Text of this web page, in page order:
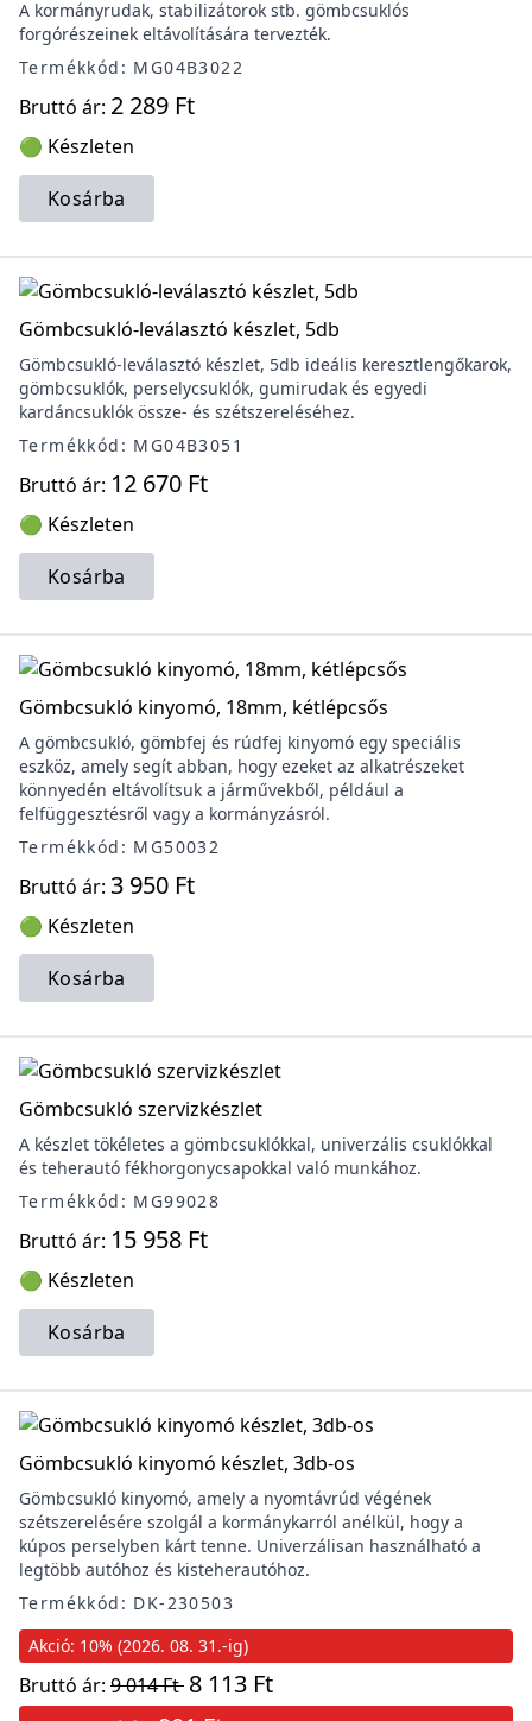
A kormányrudak, stabilizátorok stb. gömbcsuklós
forgórészeinek eltávolítására tervezték.
Termékkód: MG04B3022
Bruttó ár: 2 289 Ft
🟢 Készleten
Kosárba
Gömbcsukló-leválasztó készlet, 5db
Gömbcsukló-leválasztó készlet, 5db ideális keresztlengőkarok,
gömbcsuklók, perselycsuklók, gumirudak és egyedi
kardáncsuklók össze- és szétszereléséhez.
Termékkód: MG04B3051
Bruttó ár: 12 670 Ft
🟢 Készleten
Kosárba
Gömbcsukló kinyomó, 18mm, kétlépcsős
A gömbcsukló, gömbfej és rúdfej kinyomó egy speciális
eszköz, amely segít abban, hogy ezeket az alkatrészeket
könnyedén eltávolítsuk a járművekből, például a
felfüggesztésről vagy a kormányzásról.
Termékkód: MG50032
Bruttó ár: 3 950 Ft
🟢 Készleten
Kosárba
Gömbcsukló szervizkészlet
A készlet tökéletes a gömbcsuklókkal, univerzális csuklókkal
és teherautó fékhorgonycsapokkal való munkához.
Termékkód: MG99028
Bruttó ár: 15 958 Ft
🟢 Készleten
Kosárba
Gömbcsukló kinyomó készlet, 3db-os
Gömbcsukló kinyomó, amely a nyomtávrúd végének
szétszerelésére szolgál a kormánykarról anélkül, hogy a
kúpos perselyben kárt tenne. Univerzálisan használható a
legtöbb autóhoz és kisteherautóhoz.
Termékkód: DK-230503
Akció: 10% (2026. 08. 31.-ig)
Bruttó ár: 9 014 Ft 8 113 Ft